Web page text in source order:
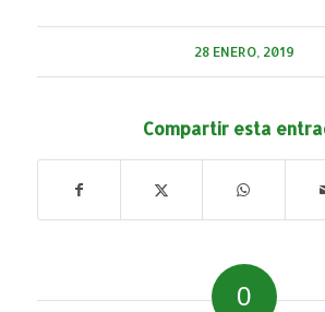
28 ENERO, 2019
Compartir esta
0